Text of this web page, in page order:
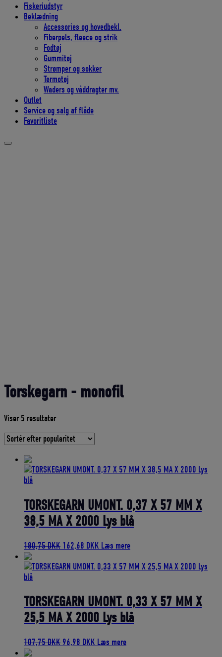
Fiskeriudstyr
Beklædning
Accessories og hovedbekl.
Fiberpels, fleece og strik
Fodtøj
Gummitøj
Strømper og sokker
Termotøj
Waders og våddragter mv.
Outlet
Service og salg af flåde
Favoritliste
Torskegarn - monofil
Viser 5 resultaterSorteret
gennemsnitlig
TORSKEGARN UMONT. 0,37 X 57 MM X
38,5 MA X 2000 Lys blå
180,75DKK Den
pris
162,68 DKK Den
pris
Læs mere
TORSKEGARN UMONT. 0,33 X 57 MM X
25,5 MA X 2000 Lys blå
107,75DKK Den
96,98 DKK Den
Læs mere